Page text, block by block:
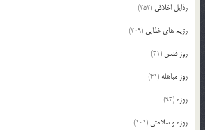
رذایل اخلاقی (252)
رژیم های غذایی (209)
روز قدس (31)
روز مباهله (41)
روزه (93)
روزه و سلامتی (101)